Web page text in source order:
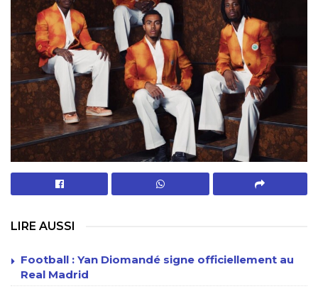
LIRE AUSSI
Football : Yan Diomandé signe officiellement au
Real Madrid